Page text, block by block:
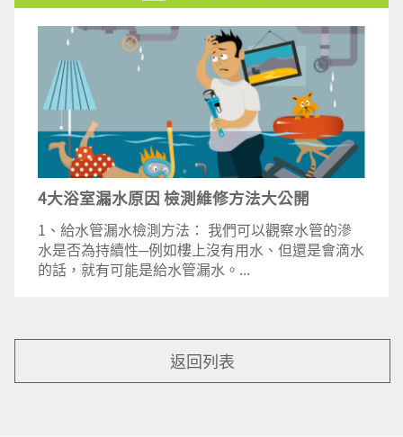
4大浴室漏水原因 檢測維修方法大公開
1、給水管漏水檢測方法： 我們可以觀察水管的滲
水是否為持續性─例如樓上沒有用水、但還是會滴水
的話，就有可能是給水管漏水。...
返回列表